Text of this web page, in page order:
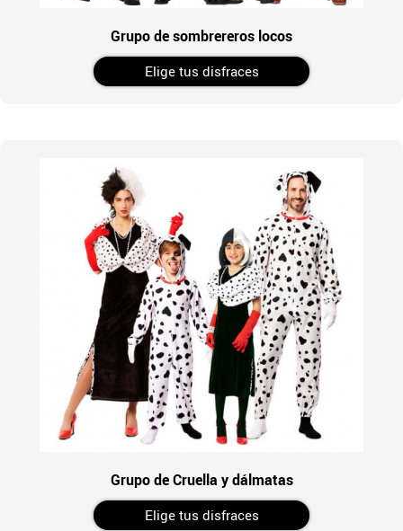
Grupo de sombrereros locos
Elige tus disfraces
Grupo de Cruella y dálmatas
Elige tus disfraces